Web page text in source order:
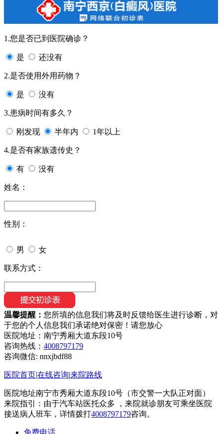
1.您是否已到医院确诊？
是 还没有
2.是否使用外用药物？
是 没有
3.患病时间有多久？
刚发现 半年内 1年以上
4.是否有家族遗传史？
有 没有
姓名：
性别：
男 女
联系方式：
温馨提醒： 您所填的信息我们将及时反馈给医生进行诊断，对
于您的个人信息我们承诺绝对保密！请您放心
医院地址：南宁秀厢大道东段10号
咨询热线： 4008797179
咨询微信: nnxjbdf88
医院首页|在线咨询|来院路线
医院地址南宁市秀厢大道东段10号（市交警一大队正对面）
来院指引：由于汽车站医托众多 ，来院就诊朋友可乘坐医院
接送病人班车，详情拨打4008797179咨询。
免费电话